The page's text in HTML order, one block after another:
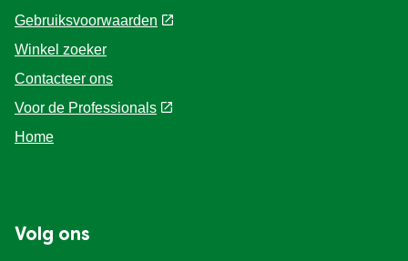
Gebruiksvoorwaarden
Winkel zoeker
Contacteer ons
Voor de Professionals
Home
Volg ons